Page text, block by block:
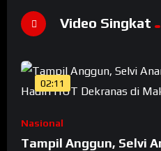
Video Singkat
02:11
Nasional
Tampil Anggun, Selvi